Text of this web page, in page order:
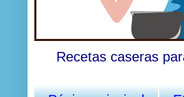
Recetas caseras